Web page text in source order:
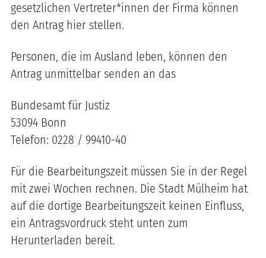
gesetzlichen Vertreter*innen der Firma können
den Antrag hier stellen.
Personen, die im Ausland leben, können den
Antrag unmittelbar senden an das
Bundesamt für Justiz
53094 Bonn
Telefon: 0228 / 99410-40
Für die Bearbeitungszeit müssen Sie in der Regel
mit zwei Wochen rechnen. Die Stadt Mülheim hat
auf die dortige Bearbeitungszeit keinen Einfluss,
ein Antragsvordruck steht unten zum
Herunterladen bereit.